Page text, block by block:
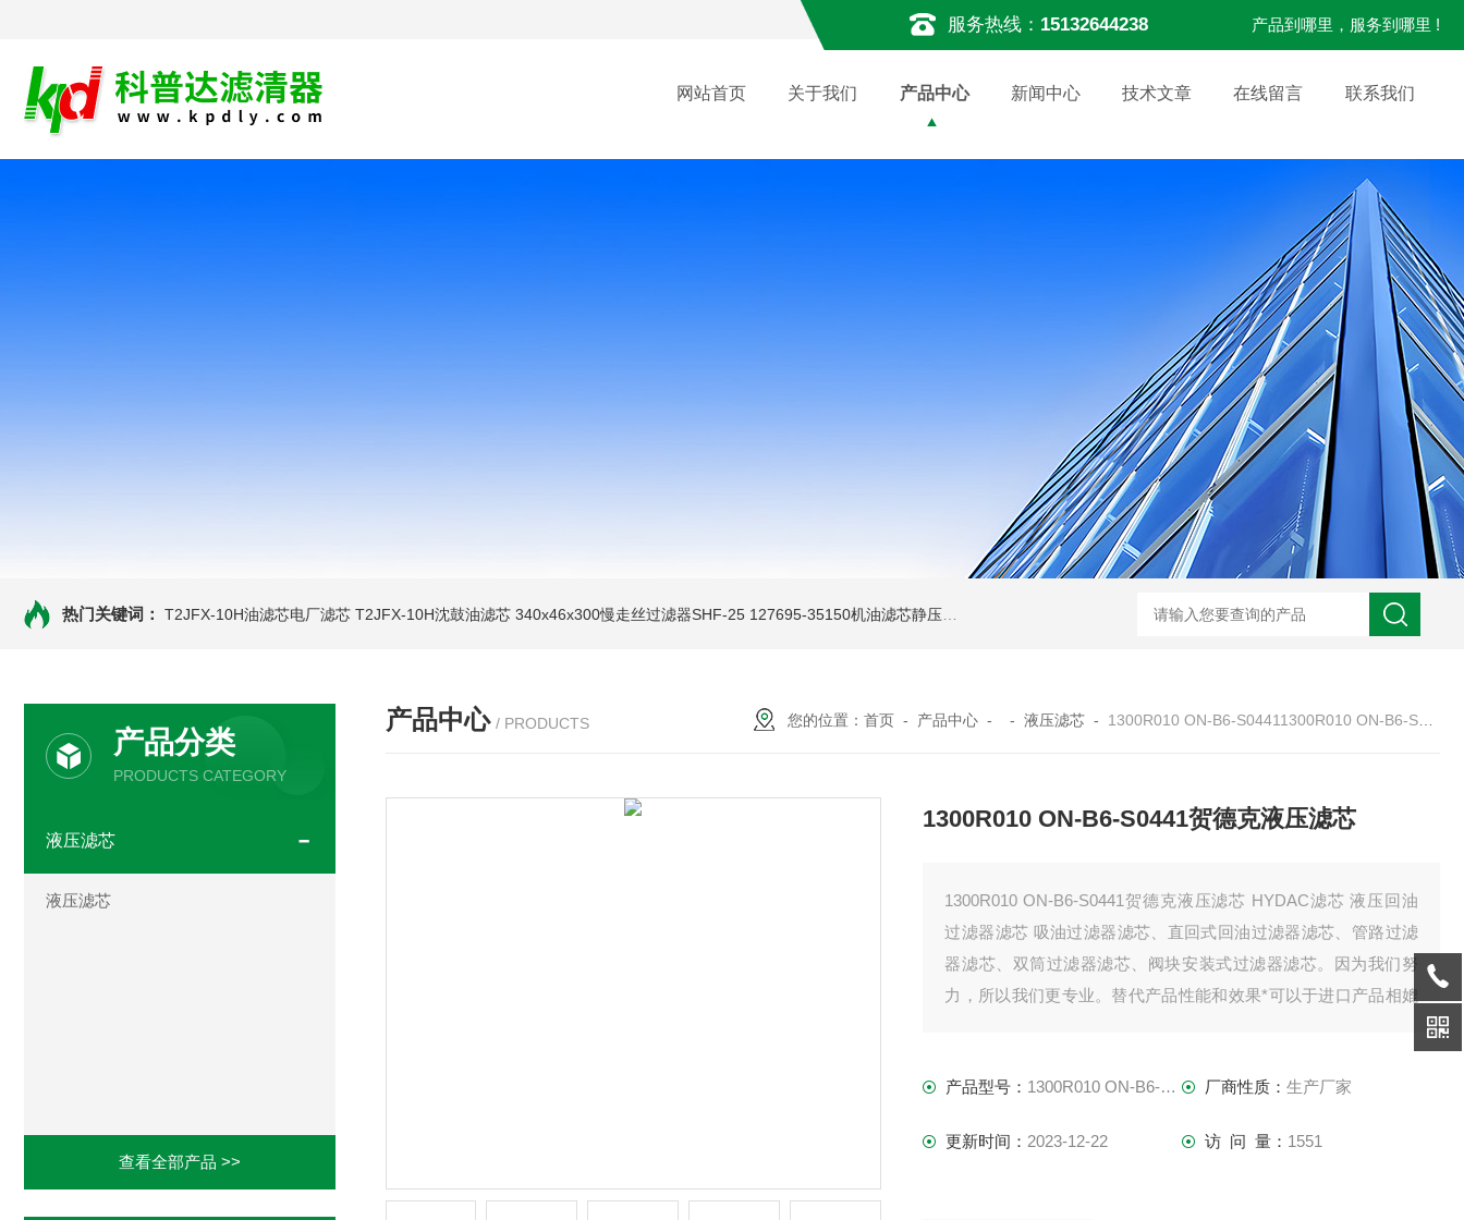
服务热线： 15132644238 产品到哪里，服务到哪里 !
网站首页 关于我们 产品中心 新闻中心 技术文章 在线留言 联系我们
热门关键词： T2JFX-10H油滤芯电厂滤芯 T2JFX-10H沈鼓油滤芯 340x46x300慢走丝过滤器SHF-25 127695-35150机油滤芯静压机滤芯 0250DN010BN4HC液压油滤芯 CST71005离心机滤芯 RFA-630*10/
产品分类
PRODUCTS CATEGORY
液压滤芯
液压滤芯
查看全部产品 >>
产品中心 / PRODUCTS 您的位置：首页 - 产品中心 - -液压滤芯 - 1300R010 ON-B6-S04411300R010 ON-B6-S0441贺德克液压滤芯
1300R010 ON-B6-S0441贺德克液压滤芯
1300R010 ON-B6-S0441贺德克液压滤芯 HYDAC滤芯 液压回油
过滤器滤芯 吸油过滤器滤芯、直回式回油过滤器滤芯、管路过滤
器滤芯、双筒过滤器滤芯、阀块安装式过滤器滤芯。因为我们努
力，所以我们更专业。替代产品性能和效果*可以于进口产品相媲
产品型号： 1300R010 ON-B6-S0441 厂商性质： 生产厂家
更新时间： 2023-12-22 访 问 量： 1551